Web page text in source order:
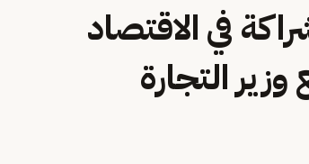
في الاقتصاد
التجارة